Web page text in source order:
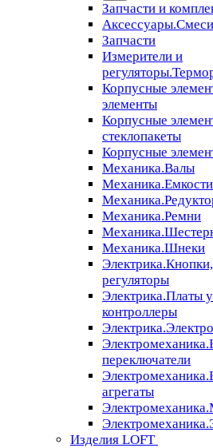
Запчасти и
Запчасти
Измерители и
Корпусные
элементы
Корпусные
стеклопакеты
Корпусные
Механика.Валы
Механика.Емкости
Механика.Ремни
Механика.Шнеки
регуляторы
Электрика.Платы
контроллеры
переключатели
агрегаты
Изделия LOFT